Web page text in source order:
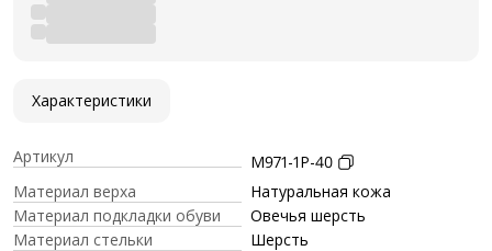
Характеристики
Артикул
M971-1P-40
Материал верха
Натуральная кожа
Материал подкладки обуви
Овечья шерсть
Материал стельки
Шерсть